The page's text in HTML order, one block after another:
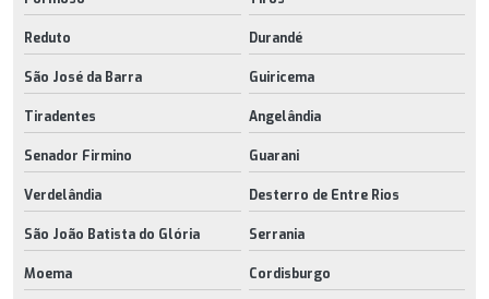
Reduto Durandé
São José da Barra Guiricema
Tiradentes Angelândia
Senador Firmino Guarani
Verdelândia Desterro de Entre Rios
São João Batista do Glória Serrania
Moema Cordisburgo